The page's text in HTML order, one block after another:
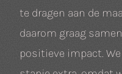
te dragen aan de
daarom graag
positieve impact.